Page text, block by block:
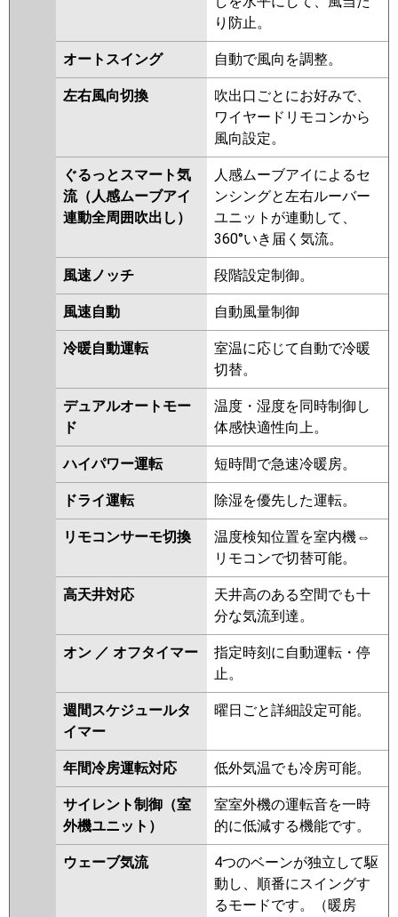
ERMP40SHLE4 PLZ-
ERMP40SHE4 PLZ-ERMP40SHE3
PLZ-ERMP40SH3 PLZ-
ERMP40SHLE3 PLZ-
ERMP40SHE2 PLZ-ERMP40SH2
PLZ-ERMP40SHLE2
PLZ-ERMP40SELEZ PLZ-
ERMP40SELEY PLZ-ERMP40SEEY
PLZ-ERMP40SEY PLZ-
ERMP40SELEV PLZ-
ERMP40SEEV PLZ-ERMP40SEV
PLZ-ERMP40SELER PLZ-
ERMP40SEER
RCI-GP40RSHJ11
GP40RSHJ9 RCI-GP40RSHJ8
RCI-GP40RSHJ7
RCI-GP40RSHJ5 RCI-GP40RSHJ4
RCI-GP40RSHJ3 RCI-GP40RSHJ2
三菱重工 FDTV406HK6S FDTV406HK6S-
airf FDTV406HK6S-rak
FDTV406HK6S-osj
FDTV405HKA5SA-airf
FDTV405HKA5SA
FDTV405HKA5SA-osj
FDTV405HKA5SA-rak
FDTV405HK5SA FDTV405HK5SA-
osj FDTV405HK5SA-rak
FDTV405HK5SA-airf
FDTV405HK5S-osj
FDTV405HK5S-airf
FDTV405HK5S-rak FDTV405HK5S
FDTV405HK5S-airflex
パナソニック PA-P40U7SHNBX PA-P40U7SHNB
PA-P40U7SHB PA-P40U7SH
PA-
P40U7SHN PA-P40U6SCB
PA-
P40U6SCNB PA-P40U6SHB PA-
P40U6SHNB
PA-P40U6SH PA-
P40U6SHN
り防止。
オートスイング 自動で風向を調整。
左右風向切換
吹出口ごとにお好みで、
ワイヤードリモコンから
風向設定。
ぐるっとスマート気
流（人感ムーブアイ
連動全周囲吹出し）
人感ムーブアイによるセ
ンシングと左右ルーバー
ユニットが連動して、
360°いき届く気流。
風速ノッチ 段階設定制御。
風速自動 自動風量制御
冷暖自動運転
室温に応じて自動で冷暖
切替。
デュアルオートモー
ド
温度・湿度を同時制御し
体感快適性向上。
ハイパワー運転 短時間で急速冷暖房。
ドライ運転 除湿を優先した運転。
リモコンサーモ切換
温度検知位置を室内機⇔
リモコンで切替可能。
高天井対応
天井高のある空間でも十
分な気流到達。
オン ／ オフタイマー
指定時刻に自動運転・停
止。
週間スケジュールタ
イマー
曜日ごと詳細設定可能。
年間冷房運転対応 低外気温でも冷房可能。
サイレント制御（室
外機ユニット）
室室外機の運転音を一時
的に低減する機能です。
ウェーブ気流
4つのベーンが独立して駆
動し、順番にスイングす
るモードです。（暖房